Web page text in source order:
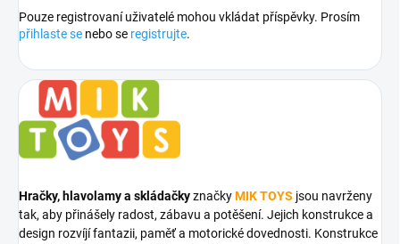
Pouze registrovaní uživatelé mohou vkládat příspěvky. Prosím
přihlaste se nebo se registrujte.
Hračky, hlavolamy a skládačkyznačkyMIK TOYS jsou navrženy
tak, aby přinášely radost, zábavu a potěšení. Jejich konstrukce a
design rozvíjí fantazii, paměť a motorické dovednosti. Konstrukce